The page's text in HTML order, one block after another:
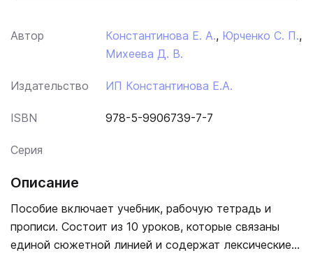
Автор Константинова Е. А., Юрченко С. П.,
Михеева Д. В.
Издательство ИП Константинова Е.А.
ISBN 978-5-9906739-7-7
Серия
Описание
Пособие включает учебник, рабочую тетрадь и
прописи. Состоит из 10 уроков, которые связаны
единой сюжетной линией и содержат лексические и